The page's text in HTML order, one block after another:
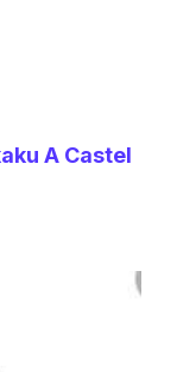
A Castel